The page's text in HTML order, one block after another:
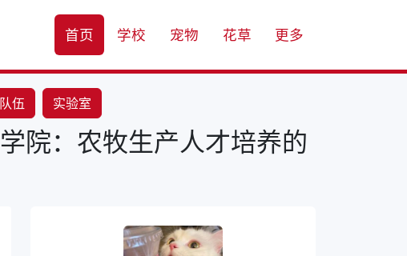
首页 学校 宠物 花草 更多
伍 实验室
院：农牧生产人才培养的